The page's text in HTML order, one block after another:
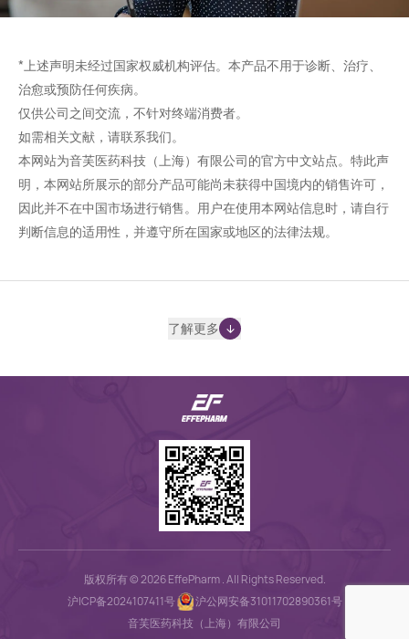
*上述声明未经过国家权威机构评估。本产品不用于诊断、治疗、
治愈或预防任何疾病。
仅供公司之间交流，不针对终端消费者。
如需相关文献，请联系我们。
本网站为音芙医药科技（上海）有限公司的官方中文站点。特此声
明，本网站所展示的部分产品可能尚未获得中国境内的销售许可，
因此并不在中国市场进行销售。用户在使用本网站信息时，请自行
判断信息的适用性，并遵守所在国家或地区的法律法规。
了解更多
版权所有 © 2026 EffePharm . All Rights Reserved.
沪ICP备2024107411号
沪公网安备31011702890361号
音芙医药科技（上海）有限公司